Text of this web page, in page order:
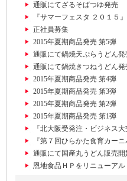
通販にてざるそばつゆ発売
『サマーフェスタ ２０１５
正社員募集
2015年夏期商品発売 第5弾
通販にて鍋焼天ぷらうどん発
通販にて鍋焼きつねうどん発
2015年夏期商品発売 第4弾
2015年夏期商品発売 第3弾
2015年夏期商品発売 第2弾
2015年夏期商品発売 第1弾
『北大阪受発注・ビジネス大
『第７回ひらかた食育カーニ
通販にて国産丸うどん販売開
恩地食品ＨＰをリニューアル